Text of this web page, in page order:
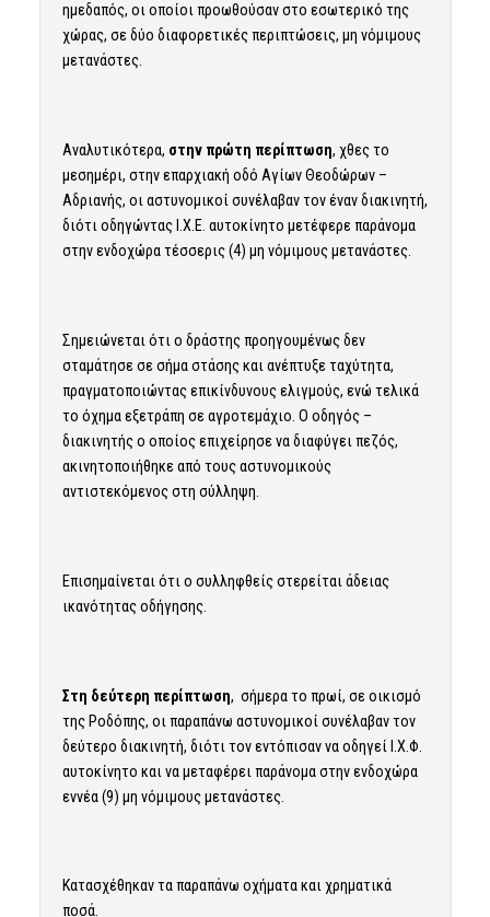
ημεδαπός, οι οποίοι προωθούσαν στο εσωτερικό της
χώρας, σε δύο διαφορετικές περιπτώσεις, μη νόμιμους
μετανάστες.
Αναλυτικότερα, στην πρώτη περίπτωση, χθες το
μεσημέρι, στην επαρχιακή οδό Αγίων Θεοδώρων –
Αδριανής, οι αστυνομικοί συνέλαβαν τον έναν διακινητή,
διότι οδηγώντας Ι.Χ.Ε. αυτοκίνητο μετέφερε παράνομα
στην ενδοχώρα τέσσερις (4) μη νόμιμους μετανάστες.
Σημειώνεται ότι o δράστης προηγουμένως δεν
σταμάτησε σε σήμα στάσης και ανέπτυξε ταχύτητα,
πραγματοποιώντας επικίνδυνους ελιγμούς, ενώ τελικά
το όχημα εξετράπη σε αγροτεμάχιο. Ο οδηγός –
διακινητής ο οποίος επιχείρησε να διαφύγει πεζός,
ακινητοποιήθηκε από τους αστυνομικούς
αντιστεκόμενος στη σύλληψη.
Επισημαίνεται ότι ο συλληφθείς στερείται άδειας
ικανότητας οδήγησης.
Στη δεύτερη περίπτωση, σήμερα το πρωί, σε οικισμό
της Ροδόπης, οι παραπάνω αστυνομικοί συνέλαβαν τον
δεύτερο διακινητή, διότι τον εντόπισαν να οδηγεί Ι.Χ.Φ.
αυτοκίνητο και να μεταφέρει παράνομα στην ενδοχώρα
εννέα (9) μη νόμιμους μετανάστες.
Κατασχέθηκαν τα παραπάνω οχήματα και χρηματικά
ποσά.